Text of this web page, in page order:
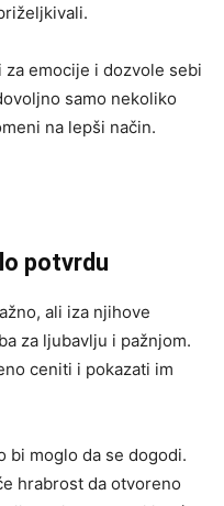
emocije i dozvole sebi
samo nekoliko
na lepši način.
potvrdu
ali iza njihove
za ljubavlju i pažnjom.
ceniti i pokazati im
bi moglo da se dogodi.
hrabrost da otvoreno